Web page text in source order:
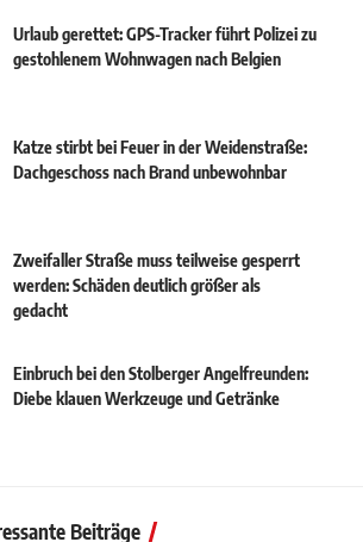
Urlaub gerettet: GPS-Tracker führt Polizei zu
gestohlenem Wohnwagen nach Belgien
Katze stirbt bei Feuer in der Weidenstraße:
Dachgeschoss nach Brand unbewohnbar
Zweifaller Straße muss teilweise gesperrt
werden: Schäden deutlich größer als
gedacht
Einbruch bei den Stolberger Angelfreunden:
Diebe klauen Werkzeuge und Getränke
Beiträge